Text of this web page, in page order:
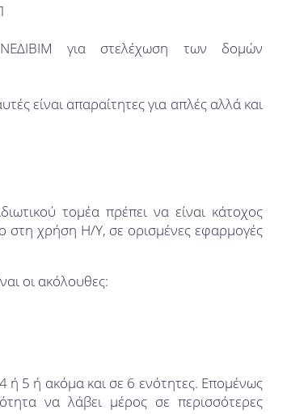
για στελέχωση των δομών
είναι απαραίτητες για απλές αλλά και
τομέα πρέπει να είναι κάτοχος
στη χρήση Η/Υ, σε ορισμένες εφαρμογές
οι ακόλουθες:
ή 5 ή ακόμα και σε 6 ενότητες. Επομένως
να λάβει μέρος σε περισσότερες